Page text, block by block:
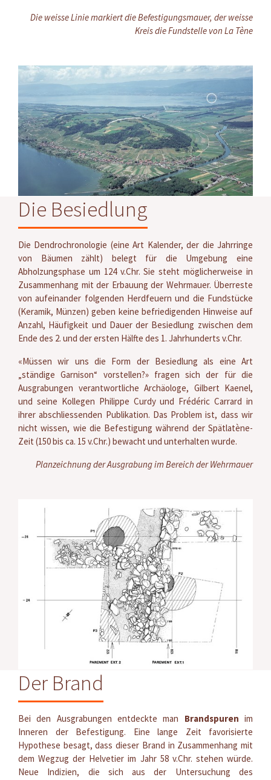
Die weisse Linie markiert die Befestigungsmauer, der weisse
Kreis die Fundstelle von La Tène
Die Besiedlung
Die Dendrochronologie (eine Art Kalender, der die Jahrringe
von Bäumen zählt) belegt für die Umgebung eine
Abholzungsphase um 124 v.Chr. Sie steht möglicherweise in
Zusammenhang mit der Erbauung der Wehrmauer. Überreste
von aufeinander folgenden Herdfeuern und die Fundstücke
(Keramik, Münzen) geben keine befriedigenden Hinweise auf
Anzahl, Häufigkeit und Dauer der Besiedlung zwischen dem
Ende des 2. und der ersten Hälfte des 1. Jahrhunderts v.Chr.
«Müssen wir uns die Form der Besiedlung als eine Art
„ständige Garnison“ vorstellen?» fragen sich der für die
Ausgrabungen verantwortliche Archäologe, Gilbert Kaenel,
und seine Kollegen Philippe Curdy und Frédéric Carrard in
ihrer abschliessenden Publikation. Das Problem ist, dass wir
nicht wissen, wie die Befestigung während der Spätlatène-
Zeit (150 bis ca. 15 v.Chr.) bewacht und unterhalten wurde.
Planzeichnung der Ausgrabung im Bereich der Wehrmauer
Der Brand
Bei den Ausgrabungen entdeckte man Brandspuren im
Inneren der Befestigung. Eine lange Zeit favorisierte
Hypothese besagt, dass dieser Brand in Zusammenhang mit
dem Wegzug der Helvetier im Jahr 58 v.Chr. stehen würde.
Neue Indizien, die sich aus der Untersuchung des